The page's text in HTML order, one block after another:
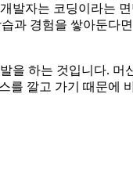
발자는 코딩이라는
과 경험을 쌓아둔다
을 하는 것입니다. 머
를 깔고 가기 때문에